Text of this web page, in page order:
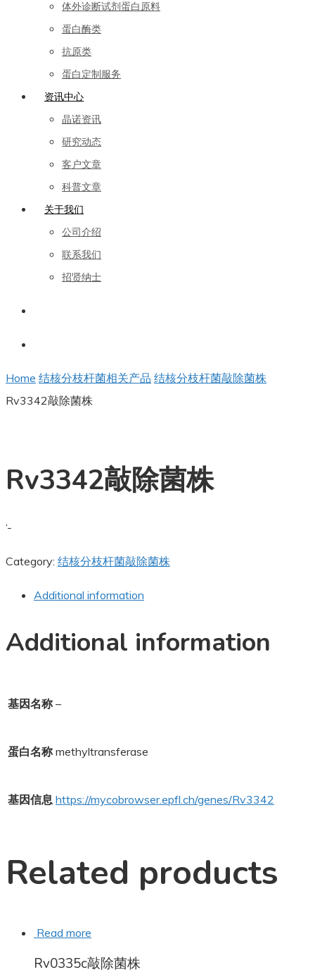
体外诊断试剂蛋白原料
蛋白酶类
抗原类
蛋白定制服务
资讯中心
晶诺资讯
研究动态
客户文章
科普文章
关于我们
公司介绍
联系我们
招贤纳士
Home 结核分枝杆菌相关产品 结核分枝杆菌敲除菌株
Rv3342敲除菌株
Rv3342敲除菌株
‘-
Category: 结核分枝杆菌敲除菌株
Additional information
Additional information
基因名称 –
蛋白名称 methyltransferase
基因信息 https://mycobrowser.epfl.ch/genes/Rv3342
Related products
Read more
Rv0335c敲除菌株